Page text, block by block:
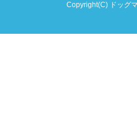
Copyright(C) ドッグ